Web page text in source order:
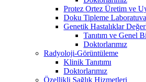
Protez Ortez Üretim ve
Doku Tipleme
Genetik Hastalıklar
Tanıtım ve Genel
Doktorlarımız
Radyoloji-Görüntüleme
Klinik Tanıtımı
Doktorlarımız
Özellikli Sağlık Hizmetleri